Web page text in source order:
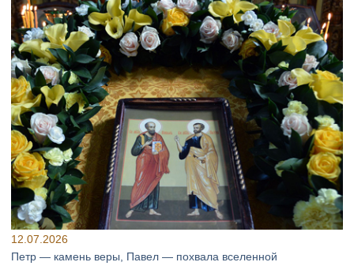
12.07.2026
Петр — камень веры, Павел — похвала вселенной